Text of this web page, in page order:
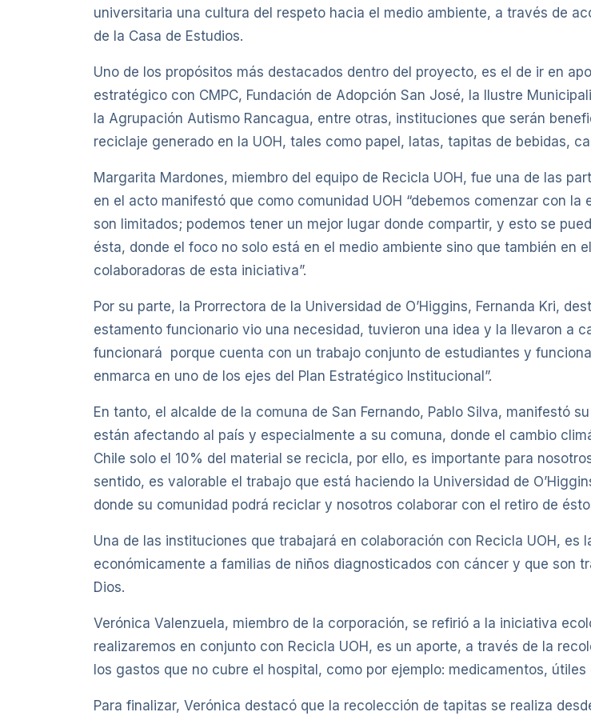
universitaria una cultura del respeto hacia el medio ambiente, a través de
de la Casa de Estudios.
Uno de los propósitos más destacados dentro del proyecto, es el de ir en
estratégico con CMPC, Fundación de Adopción San José, la Ilustre
la Agrupación Autismo Rancagua, entre otras, instituciones que serán
reciclaje generado en la UOH, tales como papel, latas, tapitas de bebidas,
Margarita Mardones, miembro del equipo de Recicla UOH, fue una de las
en el acto manifestó que como comunidad UOH “debemos comenzar con
son limitados; podemos tener un mejor lugar donde compartir, y esto se
ésta, donde el foco no solo está en el medio ambiente sino que también en
colaboradoras de esta iniciativa”.
Por su parte, la Prorrectora de la Universidad de O’Higgins, Fernanda Kri,
estamento funcionario vio una necesidad, tuvieron una idea y la llevaron a
funcionará porque cuenta con un trabajo conjunto de estudiantes y
enmarca en uno de los ejes del Plan Estratégico Institucional”.
En tanto, el alcalde de la comuna de San Fernando, Pablo Silva, manifestó
están afectando al país y especialmente a su comuna, donde el cambio
Chile solo el 10% del material se recicla, por ello, es importante para
sentido, es valorable el trabajo que está haciendo la Universidad de
donde su comunidad podrá reciclar y nosotros colaborar con el retiro de
Una de las instituciones que trabajará en colaboración con Recicla UOH, es
económicamente a familias de niños diagnosticados con cáncer y que son
Dios.
Verónica Valenzuela, miembro de la corporación, se refirió a la iniciativa
realizaremos en conjunto con Recicla UOH, es un aporte, a través de la
los gastos que no cubre el hospital, como por ejemplo: medicamentos,
Para finalizar, Verónica destacó que la recolección de tapitas se realiza